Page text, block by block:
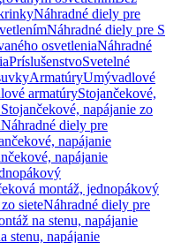
Náhradné diely pre
Náhradné diely pre S
osvetleniaNáhradné
PríslušenstvoSvetelné
ArmatúryUmývadlové
armatúryStojančekové,
napájanie zo
Náhradné diely pre
napájanie
napájanie
montáž, jednopákový
sieteNáhradné diely pre
na stenu, napájanie
stenu, napájanie